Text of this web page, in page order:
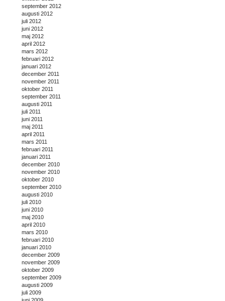
september 2012
augusti 2012
juli 2012
juni 2012
maj 2012
april 2012
mars 2012
februari 2012
januari 2012
december 2011
november 2011
oktober 2011
september 2011
augusti 2011
juli 2011
juni 2011
maj 2011
april 2011
mars 2011
februari 2011
januari 2011
december 2010
november 2010
oktober 2010
september 2010
augusti 2010
juli 2010
juni 2010
maj 2010
april 2010
mars 2010
februari 2010
januari 2010
december 2009
november 2009
oktober 2009
september 2009
augusti 2009
juli 2009